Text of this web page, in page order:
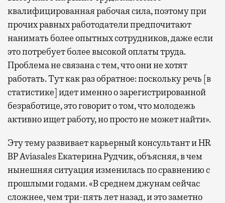
квалифицированная рабочая сила, поэтому при
прочих равных работодатели предпочитают
нанимать более опытных сотрудников, даже если
это потребует более высокой оплаты труда.
Проблема не связана с тем, что они не хотят
работать. Тут как раз обратное: поскольку речь [в
статистике] идет именно о зарегистрированной
безработице, это говорит о том, что молодежь
активно ищет работу, но просто не может найти».
Эту тему развивает карьерный консультант и HR
BP Aviasales Екатерина Рудчик, объясняя, в чем
нынешняя ситуация изменилась по сравнению с
прошлыми годами. «В среднем джунам сейчас
сложнее, чем три-пять лет назад, и это заметно